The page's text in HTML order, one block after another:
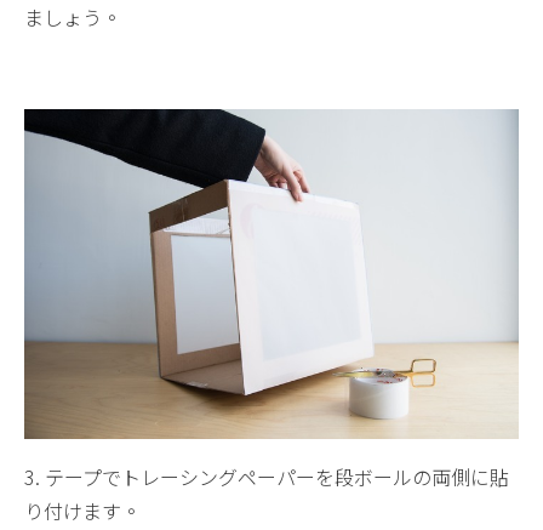
ましょう。
3. テープでトレーシングペーパーを段ボールの両側に貼
り付けます。